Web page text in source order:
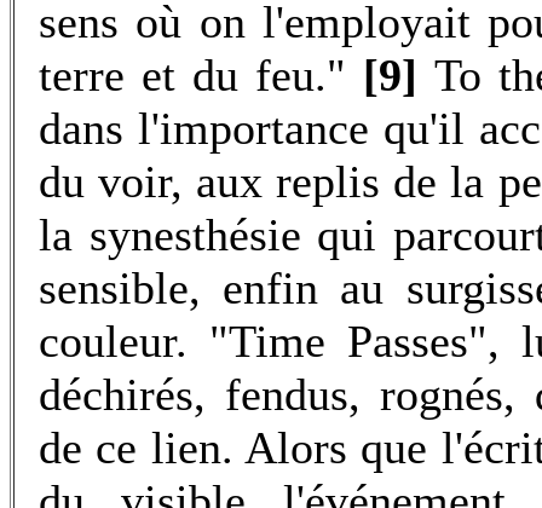
sens où on l'employait
terre et du feu." [9] To
dans l'importance qu'il
du voir, aux replis de la
la synesthésie qui
sensible, enfin au
couleur. "Time Passes",
déchirés, fendus,
de ce lien. Alors que